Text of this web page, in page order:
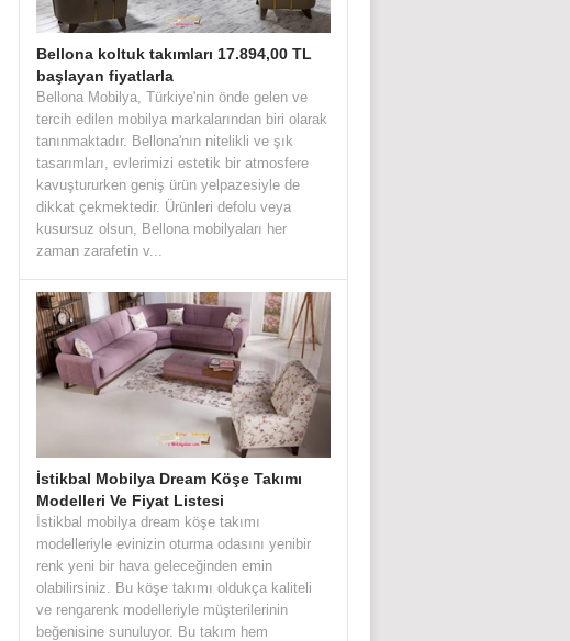
Bellona koltuk takımları 17.894,00 TL
başlayan fiyatlarla
Bellona Mobilya, Türkiye'nin önde gelen ve
tercih edilen mobilya markalarından biri olarak
tanınmaktadır. Bellona'nın nitelikli ve şık
tasarımları, evlerimizi estetik bir atmosfere
kavuştururken geniş ürün yelpazesiyle de
dikkat çekmektedir. Ürünleri defolu veya
kusursuz olsun, Bellona mobilyaları her
zaman zarafetin v...
İstikbal Mobilya Dream Köşe Takımı
Modelleri Ve Fiyat Listesi
İstikbal mobilya dream köşe takımı
modelleriyle evinizin oturma odasını yenibir
renk yeni bir hava geleceğinden emin
olabilirsiniz. Bu köşe takımı oldukça kaliteli
ve rengarenk modelleriyle müşterilerinin
beğenisine sunuluyor. Bu takım hem